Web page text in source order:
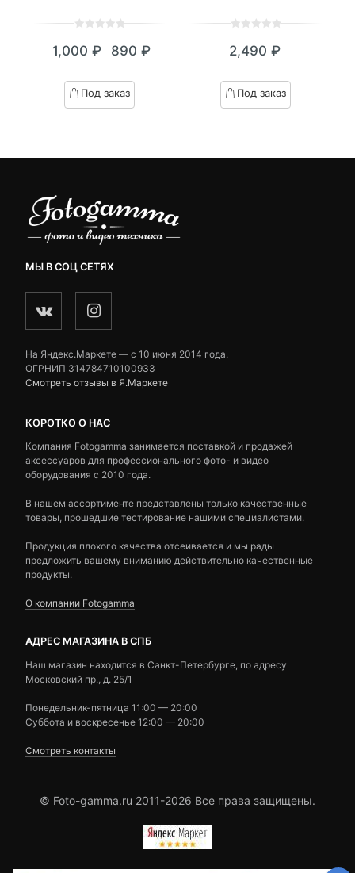
out
based
on
1,000₽
Первоначальная
цена
составляла
890 ₽
Текущая
цена:
890 ₽.
Под заказ
out
based
on
2,490 ₽
Под заказ
МЫ В СОЦ СЕТЯХ
На Яндекс.Маркете — c 10 июня 2014 года.
ОГРНИП 314784710100933
Смотреть отзывы в Я.Маркете
КОРОТКО О НАС
Компания Fotogamma занимается поставкой и продажей
аксессуаров для профессионального фото- и видео
оборудования с 2010 года.
В нашем ассортименте представлены только качественные
товары, прошедшие тестирование нашими специалистами.
Продукция плохого качества отсеивается и мы рады
предложить вашему вниманию действительно качественные
продукты.
О компании Fotogamma
АДРЕС МАГАЗИНА В СПБ
Наш магазин находится в Санкт-Петербурге, по адресу
Московский пр., д. 25/1
Понедельник-пятница 11:00 — 20:00
Суббота и воскресенье 12:00 — 20:00
Смотреть контакты
© Foto-gamma.ru 2011-2026 Все права защищены.